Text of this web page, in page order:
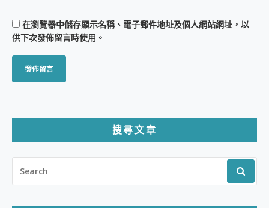
在瀏覽器中儲存顯示名稱、電子郵件地址及個人網站網址，以
供下次發佈留言時使用。
搜尋文章
FOR: